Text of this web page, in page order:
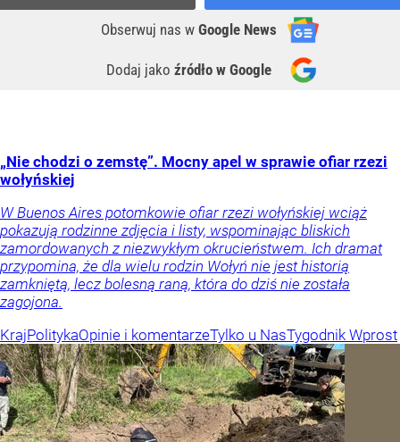
Obserwuj nas w Google News
Dodaj jako źródło w Google
„Nie chodzi o zemstę”. Mocny apel w sprawie ofiar rzezi
wołyńskiej
W Buenos Aires potomkowie ofiar rzezi wołyńskiej wciąż
pokazują rodzinne zdjęcia i listy, wspominając bliskich
zamordowanych z niezwykłym okrucieństwem. Ich dramat
przypomina, że dla wielu rodzin Wołyń nie jest historią
zamkniętą, lecz bolesną raną, która do dziś nie została
zagojona.
KrajPolitykaOpinie i komentarzeTylko u NasTygodnik Wprost